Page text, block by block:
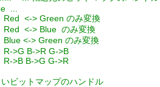
...
Red  <-> Green のみ変換
Red  <-> Blue  のみ変換
Blue <-> Green のみ変換
R->G B->R G->B
R->B B->G G->R
ビットマップのハンドル